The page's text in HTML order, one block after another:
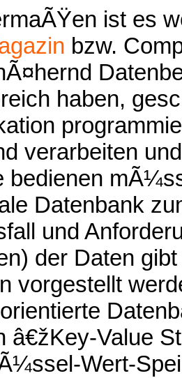
ist es
bzw.
haben,
verarbeiten
bedienen
Datenbank
und
der Daten
vorgestellt
â€žKey-Value
Wert-